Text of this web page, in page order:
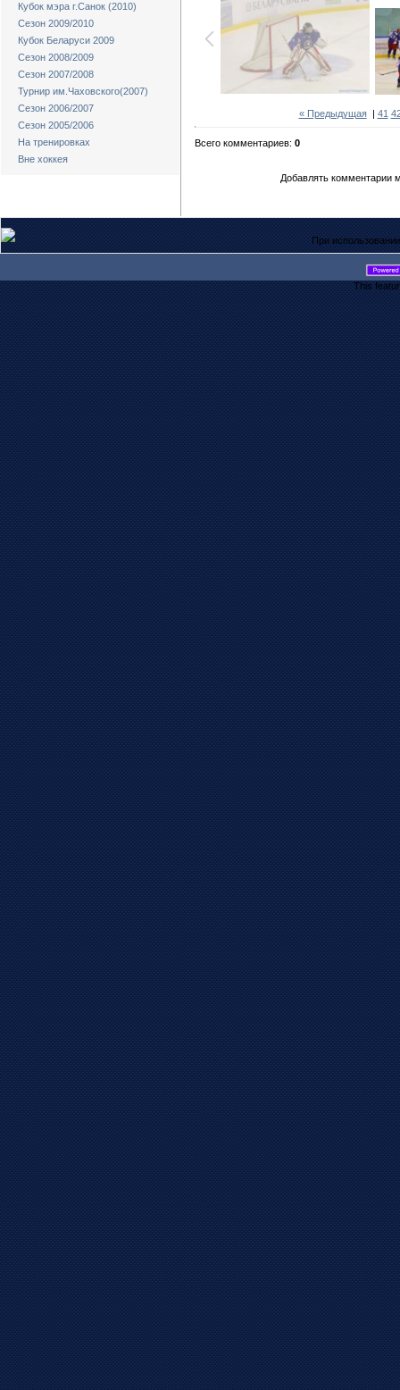
Кубок мэра г.Санок (2010)
Сезон 2009/2010
Кубок Беларуси 2009
Сезон 2008/2009
Сезон 2007/2008
Турнир им.Чаховского(2007)
Сезон 2006/2007
Сезон 2005/2006
На тренировках
Вне хоккея
« Предыдущая| 41
Всего комментариев: 0
Добавлять комментарии
При
This